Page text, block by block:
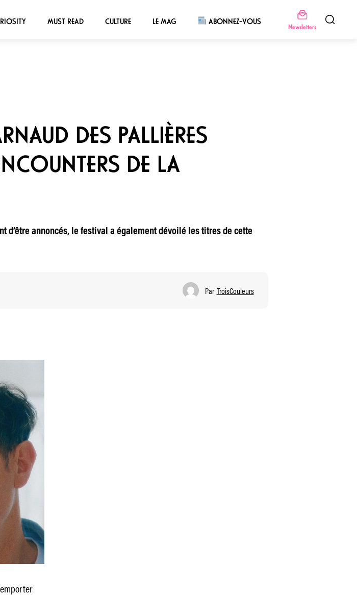
MUST READ CULTURE LE MAG ABONNEZ-VOUS
Newsletters
DES PALLIÈRES
DE LA
annoncés, le festival a également dévoilé les titres de cette
Par TroisCouleurs